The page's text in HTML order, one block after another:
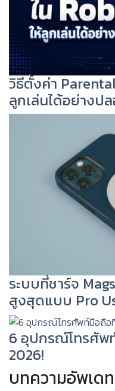
วิธีตั้งค่า
ลูกเล่นได้อย่างป
ระบบที่ชาร์จ
สูงสุดแบบ Pro
6 อุปกรณ์โทรศัพ
2026!
บทความอัพเดท